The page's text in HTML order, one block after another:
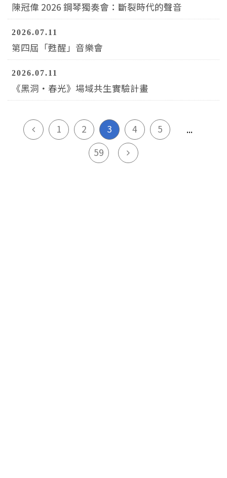
陳冠偉 2026 鋼琴獨奏會：斷裂時代的聲音
2026.07.11
第四屆「甦醒」音樂會
2026.07.11
《黑洞・春光》場域共生實驗計畫
上一頁
1 2 3 4 5
...
59
下一頁